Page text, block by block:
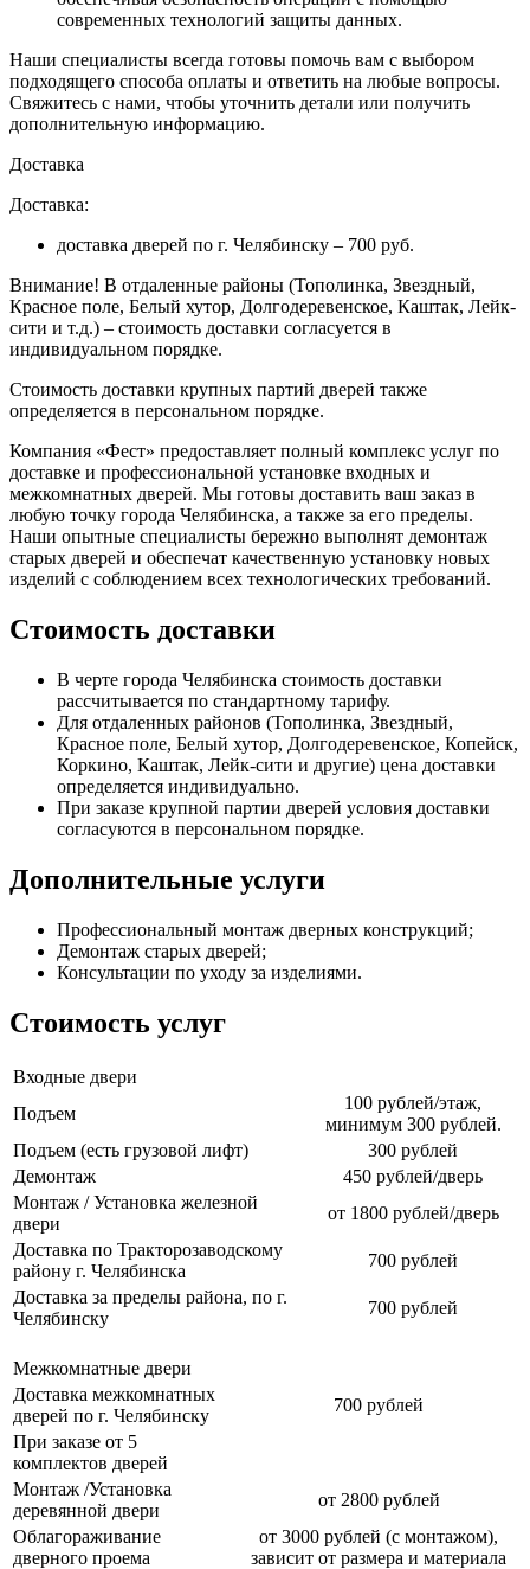
современных технологий защиты данных.
Наши специалисты всегда готовы помочь вам с выбором
подходящего способа оплаты и ответить на любые вопросы.
Свяжитесь с нами, чтобы уточнить детали или получить
дополнительную информацию.
Доставка
Доставка:
доставка дверей по г. Челябинску – 700 руб.
Внимание! В отдаленные районы (Тополинка, Звездный,
Красное поле, Белый хутор, Долгодеревенское, Каштак, Лейк-
сити и т.д.) – стоимость доставки согласуется в
индивидуальном порядке.
Стоимость доставки крупных партий дверей также
определяется в персональном порядке.
Компания «Фест» предоставляет полный комплекс услуг по
доставке и профессиональной установке входных и
межкомнатных дверей. Мы готовы доставить ваш заказ в
любую точку города Челябинска, а также за его пределы.
Наши опытные специалисты бережно выполнят демонтаж
старых дверей и обеспечат качественную установку новых
изделий с соблюдением всех технологических требований.
Стоимость доставки
В черте города Челябинска стоимость доставки
рассчитывается по стандартному тарифу.
Для отдаленных районов (Тополинка, Звездный,
Красное поле, Белый хутор, Долгодеревенское, Копейск,
Коркино, Каштак, Лейк-сити и другие) цена доставки
определяется индивидуально.
При заказе крупной партии дверей условия доставки
согласуются в персональном порядке.
Дополнительные услуги
Профессиональный монтаж дверных конструкций;
Демонтаж старых дверей;
Консультации по уходу за изделиями.
Стоимость услуг
Входные двери
Подъем
100 рублей/этаж,
минимум 300 рублей.
Подъем (есть грузовой лифт)
300 рублей
Демонтаж
450 рублей/дверь
Монтаж / Установка железной
двери
от 1800 рублей/дверь
Доставка по Тракторозаводскому
району г. Челябинска
700 рублей
Доставка за пределы района, по г.
Челябинску
700 рублей
Межкомнатные двери
Доставка межкомнатных
дверей по г. Челябинску
700 рублей
При заказе от 5
комплектов дверей
Монтаж /Установка
деревянной двери
от 2800 рублей
Облагораживание
дверного проема
от 3000 рублей (с монтажом),
зависит от размера и материала